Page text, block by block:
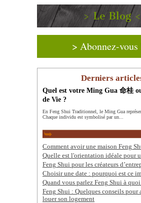
> Le Blog <
> Abonnez-
Derniers
Quel est votre Ming Gua 命桂
de Vie ?
En Feng Shui Traditionnel, le Ming Gua
Chaque individu est symbolisé par un...
Comment avoir une maison Feng
Quelle est l'orientation idéale pour
Feng Shui pour les créateurs
Choisir une date : pourquoi est ce
Quand vous parlez Feng Shui à
Feng Shui : Quelques conseils pour
louer son logement